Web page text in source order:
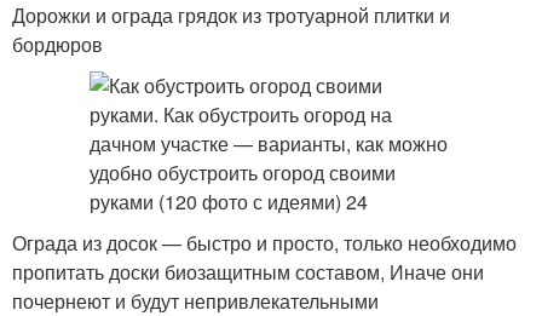
Дорожки и ограда грядок из тротуарной плитки и
бордюров
Ограда из досок — быстро и просто, только необходимо
пропитать доски биозащитным составом, Иначе они
почернеют и будут непривлекательными